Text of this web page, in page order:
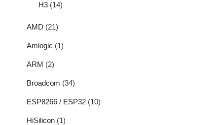
H3 (14)
AMD (21)
Amlogic (1)
ARM (2)
Broadcom (34)
ESP8266 / ESP32 (10)
HiSilicon (1)